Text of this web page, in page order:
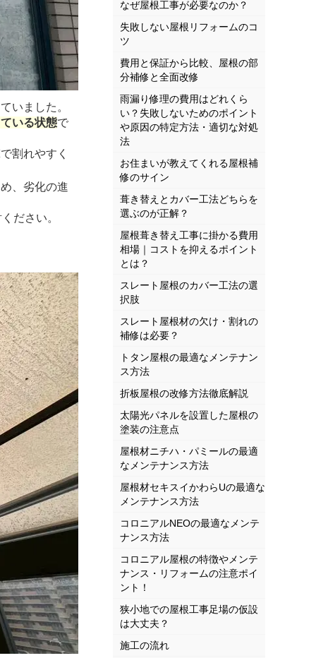
いました。
いる状態で
割れやすく
、劣化の進
ださい。
なぜ屋根工事が必要なのか？
失敗しない屋根リフォームのコ
ツ
費用と保証から比較、屋根の部
分補修と全面改修
雨漏り修理の費用はどれくら
い？失敗しないためのポイント
や原因の特定方法・適切な対処
法
お住まいが教えてくれる屋根補
修のサイン
葺き替えとカバー工法どちらを
選ぶのが正解？
屋根葺き替え工事に掛かる費用
相場｜コストを抑えるポイント
とは？
スレート屋根のカバー工法の選
択肢
スレート屋根材の欠け・割れの
補修は必要？
トタン屋根の最適なメンテナン
ス方法
折板屋根の改修方法徹底解説
太陽光パネルを設置した屋根の
塗装の注意点
屋根材ニチハ・パミールの最適
なメンテナンス方法
屋根材セキスイかわらUの最適な
メンテナンス方法
コロニアルNEOの最適なメンテ
ナンス方法
コロニアル屋根の特徴やメンテ
ナンス・リフォームの注意ポイ
ント！
狭小地での屋根工事足場の仮設
は大丈夫？
施工の流れ